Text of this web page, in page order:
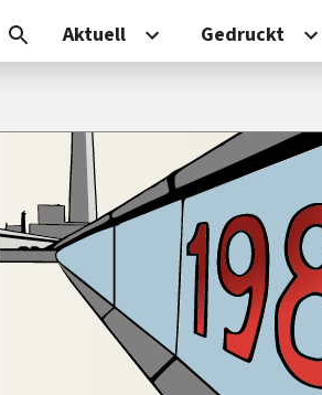
Aktuell Gedruckt